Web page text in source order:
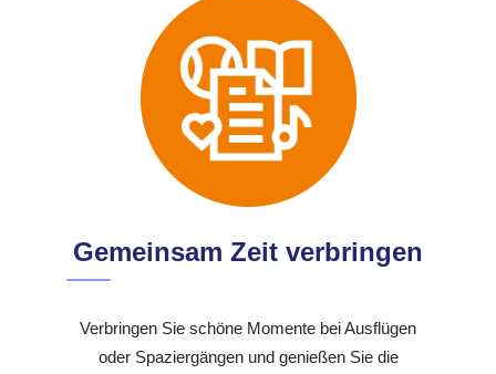
Gemeinsam Zeit verbringen
Verbringen Sie schöne Momente bei Ausflügen
oder Spaziergängen und genießen Sie die